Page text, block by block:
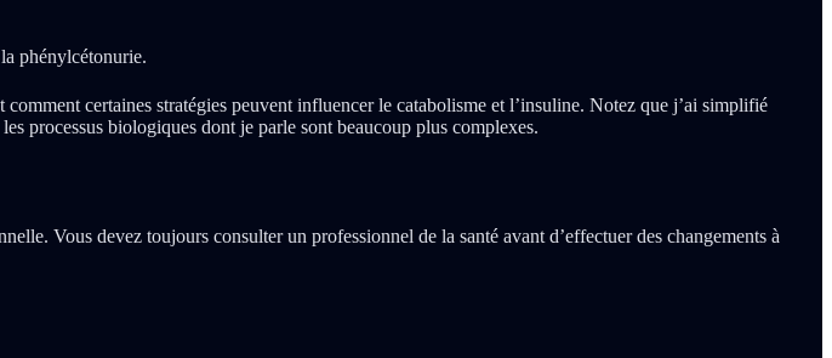
phénylcétonurie.
certaines stratégies peuvent influencer le catabolisme et l’insuline. Notez que j’ai simplifié
processus biologiques dont je parle sont beaucoup plus complexes.
Vous devez toujours consulter un professionnel de la santé avant d’effectuer des changements à